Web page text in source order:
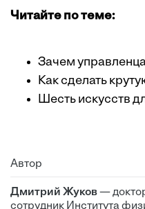
Читайте по теме:
Зачем
Как сделать
Шесть искусств
Автор
Дмитрий Жуков—
сотрудник Института